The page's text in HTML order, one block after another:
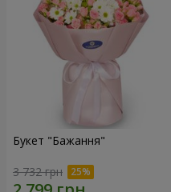
Букет "Бажання"
3 732 грн